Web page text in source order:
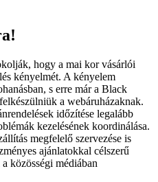
hogy a mai kor vásárlói
kényelmét. A kényelem
s erre már a Black
a webáruházaknak.
időzítése legalább
kezelésének koordinálása.
megfelelő szervezése is
ajánlatokkal célszerű
közösségi médiában